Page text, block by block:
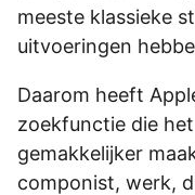
meeste klassieke
uitvoeringen
Daarom heeft
zoekfunctie die
gemakkelijker
componist, werk,